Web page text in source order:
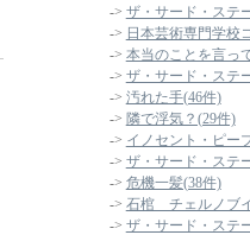
-> ザ・サード・ステ
-> 日本芸術専門学校
-> 本当のことを言っ
-> ザ・サード・ステ
-> 汚れた手(46件)
-> 隣で浮気？(29件)
-> イノセント・ピー
-> ザ・サード・ステ
-> 危機一髪(38件)
-> 石棺 チェルノブ
-> ザ・サード・ステ